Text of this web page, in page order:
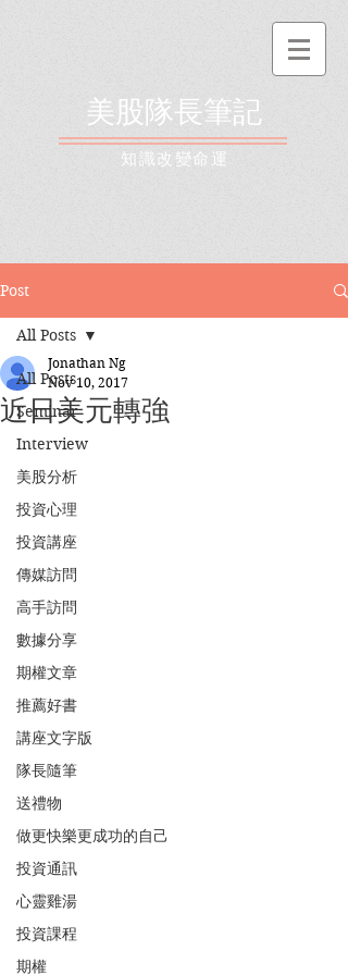
美股隊長筆記
​知識改變命運
Post
All Posts
Seminar
Interview
美股分析
投資心理
投資講座
傳媒訪問
高手訪問
數據分享
期權文章
推薦好書
講座文字版
隊長隨筆
送禮物
做更快樂更成功的自己
投資通訊
心靈雞湯
投資課程
期權
All Posts
近日美元轉強
Jonathan Ng
Nov 10, 2017